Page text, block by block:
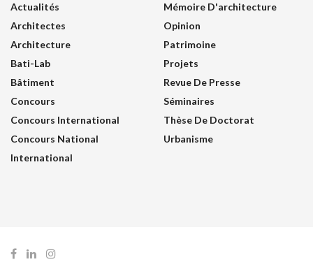
Actualités
Architectes
Architecture
Bati-Lab
Bâtiment
Concours
Concours International
Concours National
International
Mémoire D'architecture
Opinion
Patrimoine
Projets
Revue De Presse
Séminaires
Thèse De Doctorat
Urbanisme